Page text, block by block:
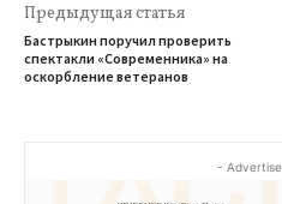
Предыдущая статья
Бастрыкин поручил проверить
спектакли «Современника» на
оскорбление ветеранов
-